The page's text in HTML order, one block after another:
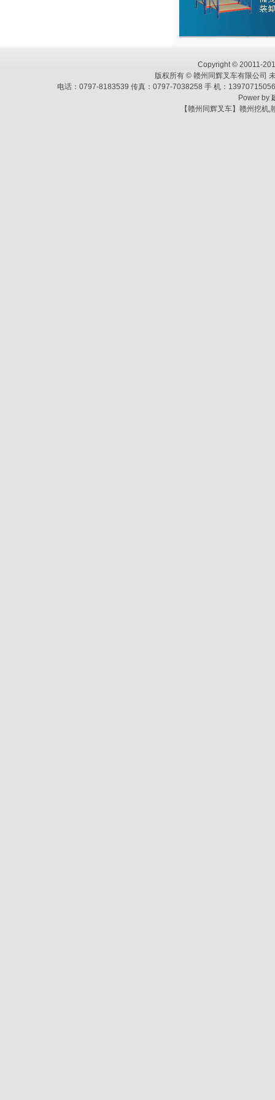
Copyright © 20011-
版权所有 © 赣州同辉叉车有限公司
电话：0797-8183539 传真：0797-7038258 手 机：
Power by
【赣州同辉叉车】赣州挖机